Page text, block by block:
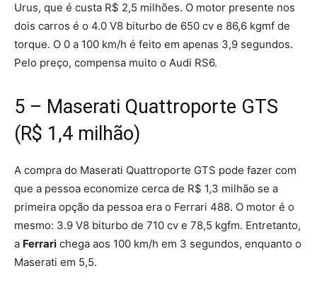
Urus, que é custa R$ 2,5 milhões. O motor presente nos
dois carros é o 4.0 V8 biturbo de 650 cv e 86,6 kgmf de
torque. O 0 a 100 km/h é feito em apenas 3,9 segundos.
Pelo preço, compensa muito o Audi RS6.
5 – Maserati Quattroporte GTS
(R$ 1,4 milhão)
A compra do Maserati Quattroporte GTS pode fazer com
que a pessoa economize cerca de R$ 1,3 milhão se a
primeira opção da pessoa era o Ferrari 488. O motor é o
mesmo: 3.9 V8 biturbo de 710 cv e 78,5 kgfm. Entretanto,
a Ferrari chega aos 100 km/h em 3 segundos, enquanto o
Maserati em 5,5.